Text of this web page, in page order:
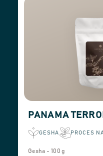
PANAMA
GESHA PROCES
Gesha - 100 g